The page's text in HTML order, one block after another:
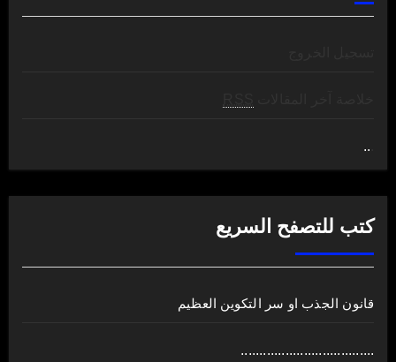
..
كتب للتصفح السريع
قانون الجذب او سر التكوين العظيم
....................................